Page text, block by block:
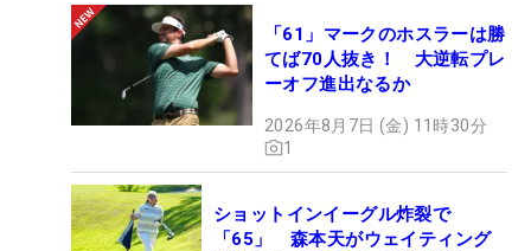
「61」マークのホスラーは勝
てば70人抜き！ 大逆転プレ
ーオフ進出なるか
2026年8月7日 (金) 11時30分
1
ショットインイーグル炸裂で
「65」 森本天がウェイティング